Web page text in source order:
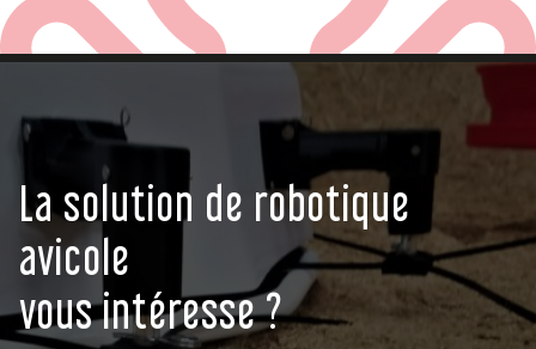
La solution de robotique
avicole
vous intéresse ?